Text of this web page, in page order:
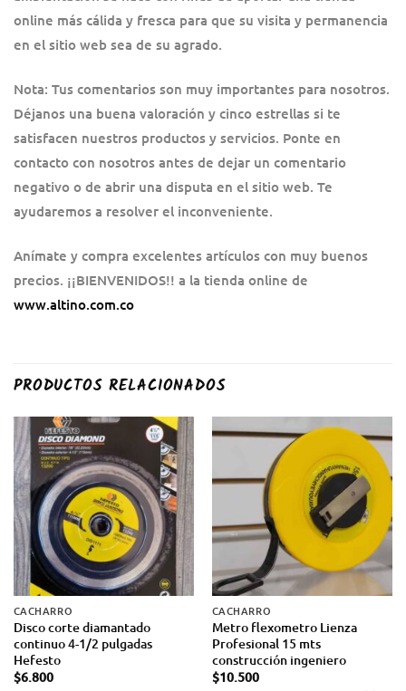
online más cálida y fresca para que su visita y permanencia
en el sitio web sea de su agrado.
Nota: Tus comentarios son muy importantes para nosotros.
Déjanos una buena valoración y cinco estrellas si te
satisfacen nuestros productos y servicios. Ponte en
contacto con nosotros antes de dejar un comentario
negativo o de abrir una disputa en el sitio web. Te
ayudaremos a resolver el inconveniente.
Anímate y compra excelentes artículos con muy buenos
precios. ¡¡BIENVENIDOS!! a la tienda online de
www.altino.com.co
PRODUCTOS RELACIONADOS
CACHARRO
Disco corte diamantado
continuo 4-1/2 pulgadas
Hefesto
$6.800
CACHARRO
Metro flexometro Lienza
Profesional 15 mts
construcción ingeniero
$10.500